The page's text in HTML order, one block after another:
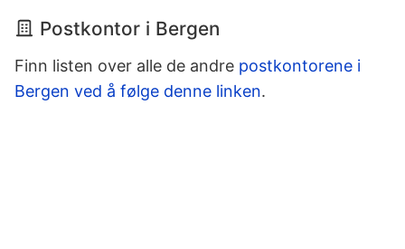
Postkontor i Bergen
Finn listen over alle de andre postkontorene i
Bergen ved å følge denne linken.